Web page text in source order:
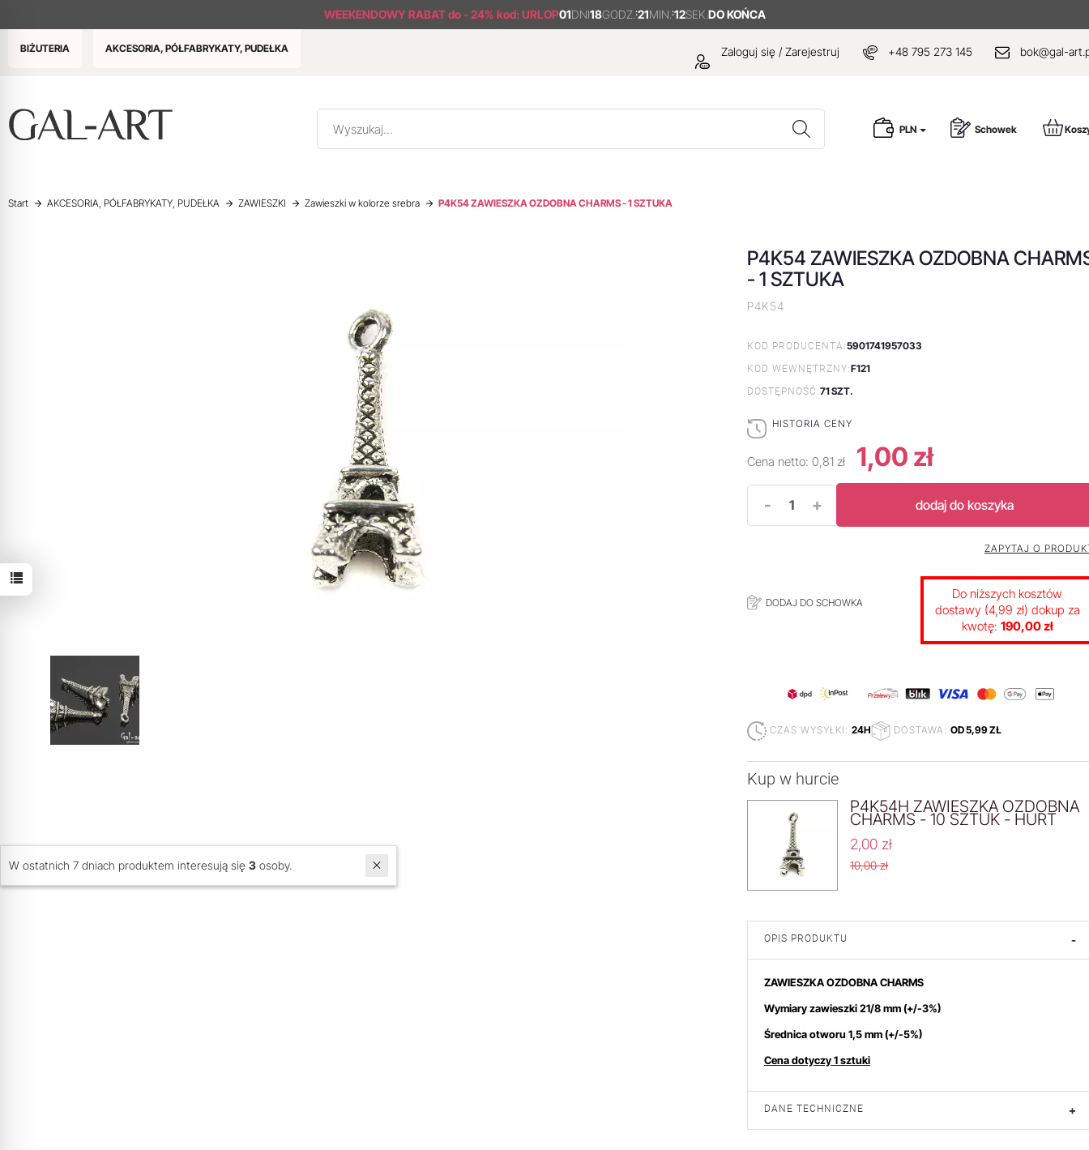
WEEKENDOWY RABATdo - 24% kod: URLOP01DNI18GODZ.:21MIN.:11SEK. DO KOŃCA
BIŻUTERIA AKCESORIA, PÓŁFABRYKATY, PUDEŁKA Zaloguj się / Zarejestruj +48 795 273 145 bok@gal-
Wyszukaj PLN Schowek
Start AKCESORIA, PÓŁFABRYKATY, PUDEŁKA ZAWIESZKI Zawieszki w kolorze srebra P4K54 ZAWIESZKA OZDOBNA CHARMS - 1 SZTUKA
P4K54 ZAWIESZKA OZDOBNA
- 1 SZTUKA
P4K54
KOD PRODUCENTA:5901741957033
KOD WEWNĘTRZNY:F121
DOSTĘPNOŚĆ:71 SZT.
HISTORIA CENY
Cena netto: 0,81 zł 1,00 zł
- + dodaj do koszyka
DODAJ DO SCHOWKA
ZAPYTAJ O
Do niższych kosztów
dostawy (4,99 zł) dokup za
kwotę: 190,00 zł
CZAS WYSYŁKI: 24H DOSTAWA: OD 5,99 ZŁ
Kup w hurcie
P4K54H ZAWIESZKA OZDOBNA
CHARMS - 10 SZTUK - HURT
2,00 zł
10,00 zł
OPIS PRODUKTU -
ZAWIESZKA OZDOBNA CHARMS
Wymiary zawieszki 21/8 mm(+/-3%)
Średnica otworu 1,5 mm(+/-5%)
Cena dotyczy 1 sztuki
DANE TECHNICZNE +
W ostatnich 7 dniach produktem interesują się 3 osoby.